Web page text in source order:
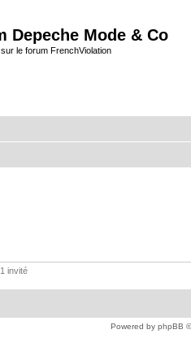
Depeche Mode & Co
le forum FrenchViolation
invité
Powered by phpBB